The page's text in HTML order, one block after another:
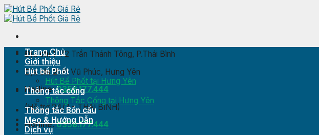
Skip
to
Địa chỉ 1:72 Trần Thánh Tông, P.Thái Bình
Địa chỉ 2:P. Vũ Phúc, Hưng Yên
Hotline: 0358.177.444
(Hỗ trợ 24/7 - THÁI BÌNH)
Hotline: 0358.177.444
Trang Chủ
Giới thiệu
Hút bể Phốt
Hút Bể Phốt tại Hưng Yên
Thông tắc cống
Thông Tắc Cống tại Hưng Yên
Thông tắc Bồn cầu
Mẹo & Hướng Dẫn
Dịch vụ